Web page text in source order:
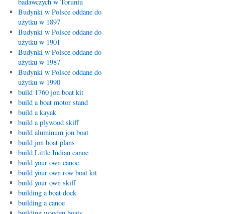
Budynki w Polsce oddane do
użytku w 1897
Budynki w Polsce oddane do
użytku w 1901
Budynki w Polsce oddane do
użytku w 1987
Budynki w Polsce oddane do
użytku w 1990
build 1760 jon boat kit
build a boat motor stand
build a kayak
build a plywood skiff
build aluminum jon boat
build jon boat plans
build Little Indian canoe
build your own canoe
build your own row boat kit
build your own skiff
building a boat dock
building a canoe